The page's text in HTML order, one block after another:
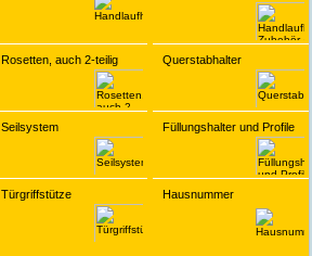
Rosetten, auch 2-teilig Querstabhalter
Seilsystem Füllungshalter und Profile
Türgriffstütze Hausnummer